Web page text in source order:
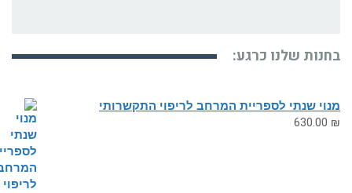
שלנו כרגע:
שנתי לספריית המרחב לריפוי התקשרותי